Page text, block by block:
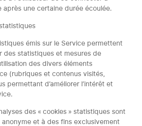
après une certaine durée écoulée.
émis sur le Service permettent
des statistiques et mesures de
des divers éléments
(rubriques et contenus visités,
permettant d’améliorer l’intérêt et
des « cookies » statistiques sont
et à des fins exclusivement